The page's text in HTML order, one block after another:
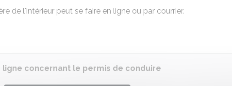
de l'intérieur peut se faire en ligne ou par courrier.
ligne concernant le permis de conduire